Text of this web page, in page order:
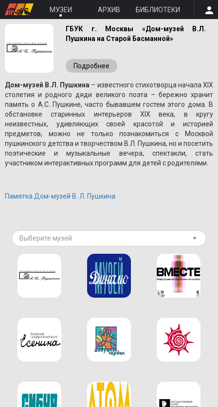
МУЗЕИ АРХИВ БИБЛИОТЕКИ
ГБУК г. Москвы «Дом-музей В.Л.
Пушкина на Старой Басманной»
Подробнее
Дом-музей В.Л. Пушкина – известного стихотворца начала XIX
столетия и родного дяди великого поэта – бережно хранит
память о A.С. Пушкине, часто бывавшем гостем этого дома. В
обстановке старинных интерьеров XIX века, в кругу
неизвестных, удивляющих своей красотой и историей
предметов, можно не только познакомиться с Москвой
пушкинского детства и творчеством В.Л. Пушкина, но и посетить
поэтические и музыкальные вечера, спектакли, стать
участником интерактивных программ для детей с родителями.
Памятка Дом-музей В. Л. Пушкина
Выберите музей